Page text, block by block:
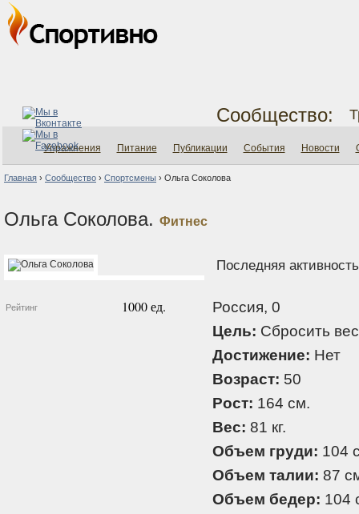
Сообщество:
Упражнения Питание Публикации События Новости
Главная › Сообщество › Спортсмены › Ольга Соколова
Ольга Соколова. Фитнес
Рейтинг 1000 ед.
Последняя
Россия, 0
Цель: Сбросить вес
Достижение: Нет
Возраст: 50
Рост: 164 см.
Вес: 81 кг.
Объем груди: 104
Объем талии: 87
Объем бедер: 104